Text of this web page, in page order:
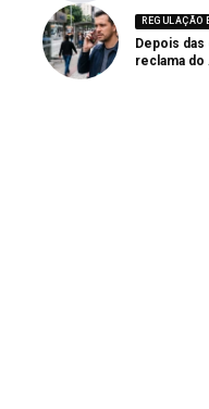
REGULAÇÃO
Depois
reclama do